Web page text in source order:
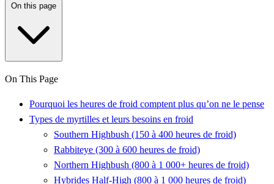
On this page
On This Page
Pourquoi les heures de froid comptent plus qu’on ne le pense
Types de myrtilles et leurs besoins en froid
Southern Highbush (150 à 400 heures de froid)
Rabbiteye (300 à 600 heures de froid)
Northern Highbush (800 à 1 000+ heures de froid)
Hybrides Half-High (800 à 1 000 heures de froid)